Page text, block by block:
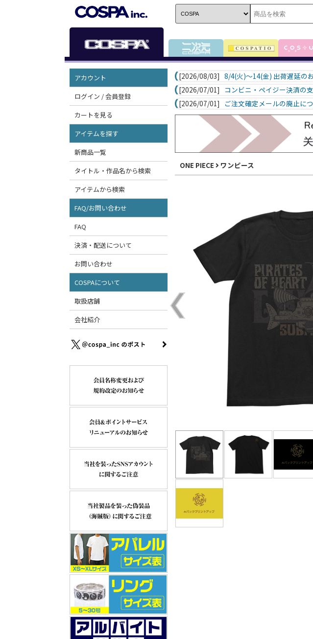
アカウント
ログイン / 会員登録
カートを見る
アイテムを探す
新商品一覧
タイトル・作品名から検索
アイテムから検索
FAQ/お問い合わせ
FAQ
決済・配送について
お問い合わせ
COSPAについて
取扱店舗
会社紹介
[2026/08/03] 8/4(火)～14(金) 出荷遅延の
[2026/07/01]
コンビニ・ペイジー決済の
[2026/07/01]
ご注文確定メールの廃止に
ONE PIECE ワンピース